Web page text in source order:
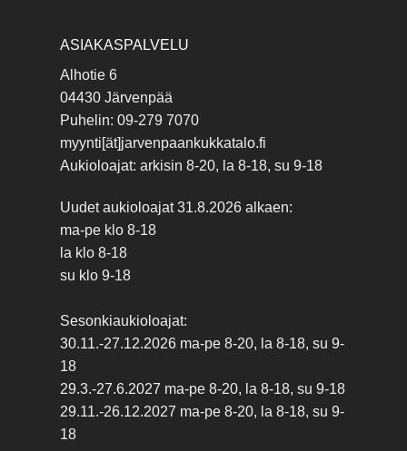
ASIAKASPALVELU
Alhotie 6
04430 Järvenpää
Puhelin: 09-279 7070
myynti[ät]jarvenpaankukkatalo.fi
Aukioloajat: arkisin 8-20, la 8-18, su 9-18
Uudet aukioloajat 31.8.2026 alkaen:
ma-pe klo 8-18
la klo 8-18
su klo 9-18
Sesonkiaukioloajat:
30.11.-27.12.2026 ma-pe 8-20, la 8-18, su 9-
18
29.3.-27.6.2027 ma-pe 8-20, la 8-18, su 9-18
29.11.-26.12.2027 ma-pe 8-20, la 8-18, su 9-
18